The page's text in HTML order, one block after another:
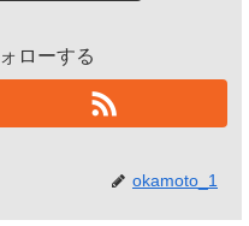
ローする
okamoto_1